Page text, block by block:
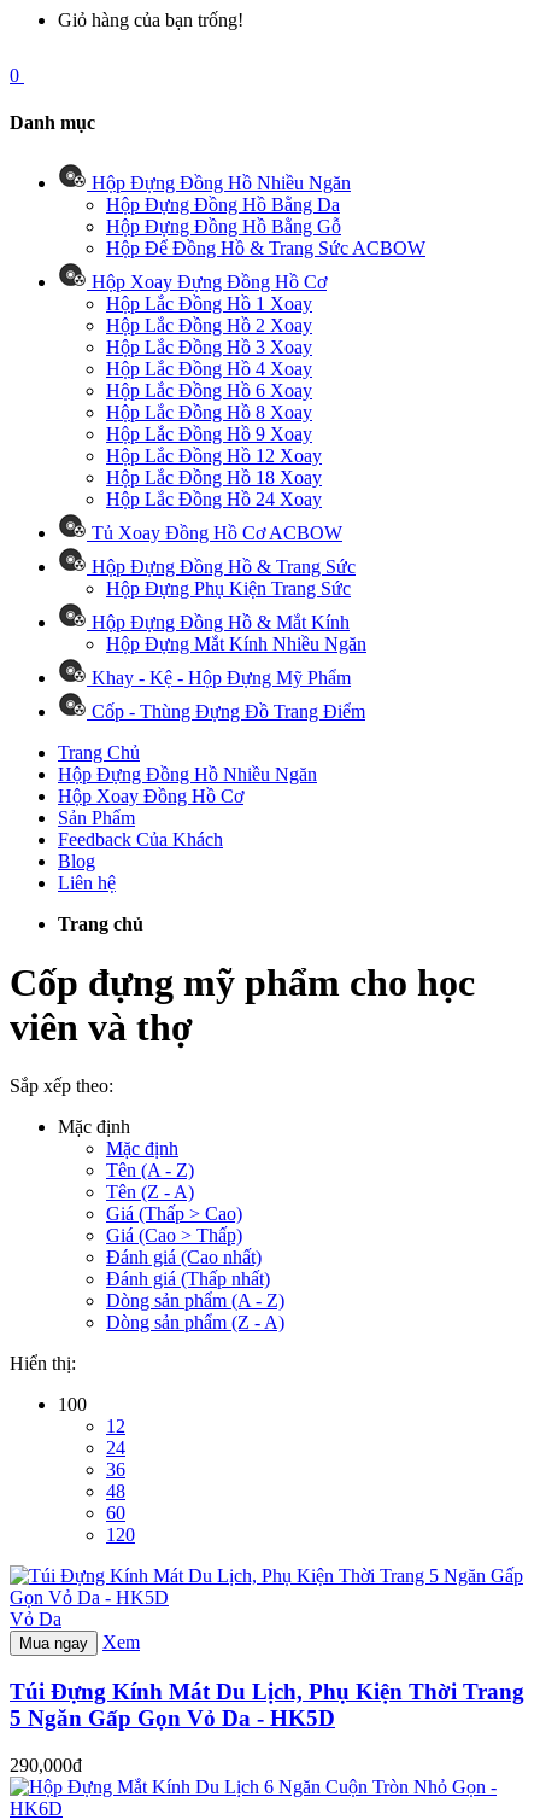
Giỏ hàng của bạn trống!
0
Danh mục
Hộp Đựng Đồng Hồ Nhiều Ngăn
Hộp Đựng Đồng Hồ Bằng Da
Hộp Đựng Đồng Hồ Bằng Gỗ
Hộp Để Đồng Hồ & Trang Sức ACBOW
Hộp Xoay Đựng Đồng Hồ Cơ
Hộp Lắc Đồng Hồ 1 Xoay
Hộp Lắc Đồng Hồ 2 Xoay
Hộp Lắc Đồng Hồ 3 Xoay
Hộp Lắc Đồng Hồ 4 Xoay
Hộp Lắc Đồng Hồ 6 Xoay
Hộp Lắc Đồng Hồ 8 Xoay
Hộp Lắc Đồng Hồ 9 Xoay
Hộp Lắc Đồng Hồ 12 Xoay
Hộp Lắc Đồng Hồ 18 Xoay
Hộp Lắc Đồng Hồ 24 Xoay
Tủ Xoay Đồng Hồ Cơ ACBOW
Hộp Đựng Đồng Hồ & Trang Sức
Hộp Đựng Phụ Kiện Trang Sức
Hộp Đựng Đồng Hồ & Mắt Kính
Hộp Đựng Mắt Kính Nhiều Ngăn
Khay - Kệ - Hộp Đựng Mỹ Phẩm
Cốp - Thùng Đựng Đồ Trang Điểm
Trang Chủ
Hộp Đựng Đồng Hồ Nhiều Ngăn
Hộp Xoay Đồng Hồ Cơ
Sản Phẩm
Feedback Của Khách
Blog
Liên hệ
Trang chủ
Cốp đựng mỹ phẩm cho học
viên và thợ
Sắp xếp theo:
Mặc định
Mặc định
Tên (A - Z)
Tên (Z - A)
Giá (Thấp > Cao)
Giá (Cao > Thấp)
Đánh giá (Cao nhất)
Đánh giá (Thấp nhất)
Dòng sản phẩm (A - Z)
Dòng sản phẩm (Z - A)
Hiển thị:
100
12
24
36
48
60
120
Vỏ Da
Mua ngay Xem
Túi Đựng Kính Mát Du Lịch, Phụ Kiện Thời Trang
5 Ngăn Gấp Gọn Vỏ Da - HK5D
290,000đ